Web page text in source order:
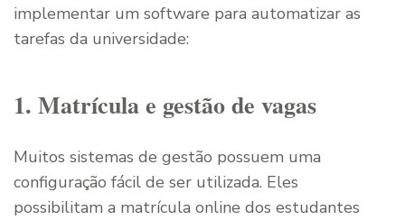
implementar um software para automatizar as
tarefas da universidade:
1. Matrícula e gestão de vagas
Muitos sistemas de gestão possuem uma
configuração fácil de ser utilizada. Eles
possibilitam a matrícula online dos estudantes